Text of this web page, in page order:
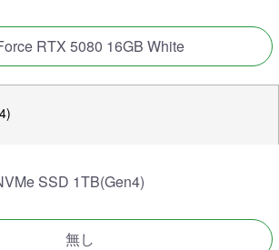
RTX 5080 16GB White
SSD 1TB(Gen4)
無し